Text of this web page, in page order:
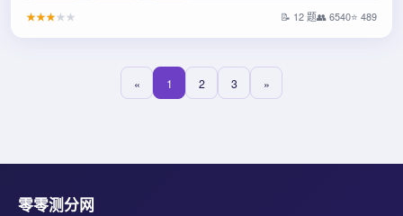
★★★★ ★ 📝 12 题👥 6540⭐ 489
« 1 2 3 »
零零测分网